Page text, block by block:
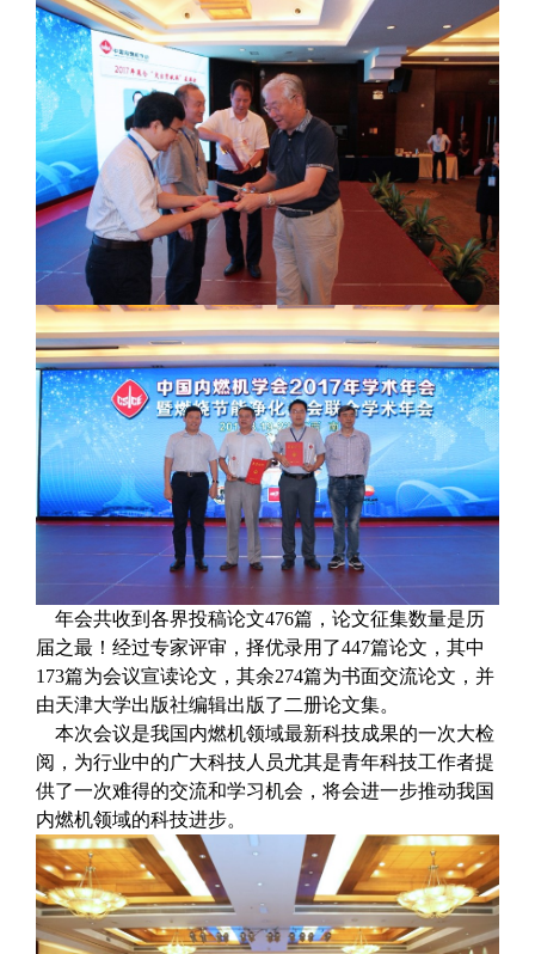
年会共收到 各界投稿论文476篇， 论文征集数量是历
届之最！ 经过专家评审，择优录用了447篇论文，其中
173篇为会议宣读论文，其余274篇为书面交流论文，并
由天津大学出版社编辑出版了二册论文集。
本次会议是我国内燃机领域最新科技成果的一次大检
阅，为行业中的广大科技人员尤其是青年科技工作者提
供了一次难得的交流和学习机会，将会进一步推动我国
内燃机领域的科技进步。